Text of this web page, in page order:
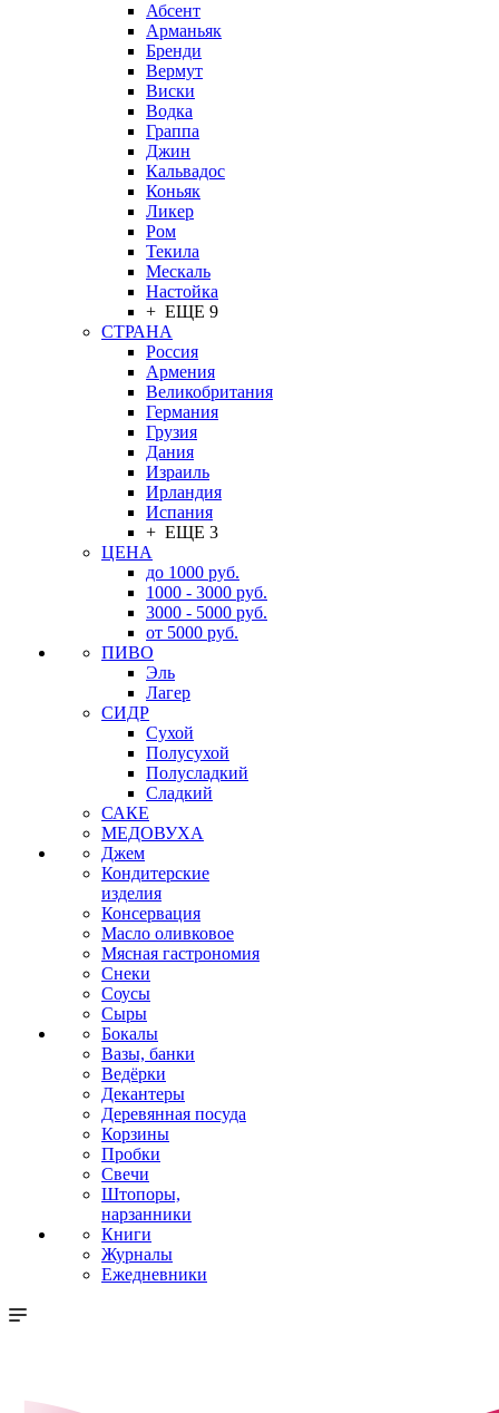
Абсент
Арманьяк
Бренди
Вермут
Виски
Водка
Граппа
Джин
Кальвадос
Коньяк
Ликер
Ром
Текила
Мескаль
Настойка
+ ЕЩЕ 9
СТРАНА
Россия
Армения
Великобритания
Германия
Грузия
Дания
Израиль
Ирландия
Испания
+ ЕЩЕ 3
ЦЕНА
до 1000 руб.
1000 - 3000 руб.
3000 - 5000 руб.
от 5000 руб.
ПИВО
Эль
Лагер
СИДР
Сухой
Полусухой
Полусладкий
Сладкий
САКЕ
МЕДОВУХА
Джем
Кондитерские
изделия
Консервация
Масло оливковое
Мясная гастрономия
Снеки
Соусы
Сыры
Бокалы
Вазы, банки
Ведёрки
Декантеры
Деревянная посуда
Корзины
Пробки
Свечи
Штопоры,
нарзанники
Книги
Журналы
Ежедневники